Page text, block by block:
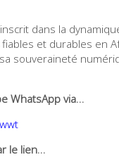
dans la
et durables en
souveraineté
WhatsApp via…
le lien…